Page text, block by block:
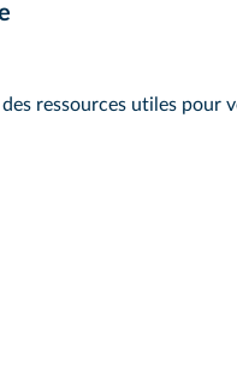
ressources utiles pour